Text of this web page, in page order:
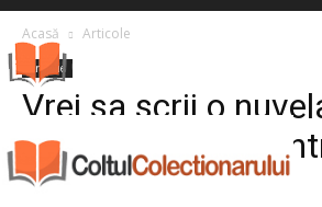
Acasă Articole
Articole
Vrei sa scrii o
care sunt pasii
una